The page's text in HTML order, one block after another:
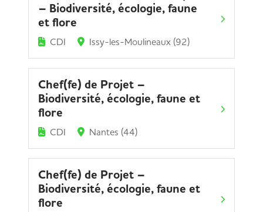
– Biodiversité, écologie, faune
et flore
CDI Issy-les-Moulineaux (92)
Chef(fe) de Projet –
Biodiversité, écologie, faune et
flore
CDI Nantes (44)
Chef(fe) de Projet –
Biodiversité, écologie, faune et
flore